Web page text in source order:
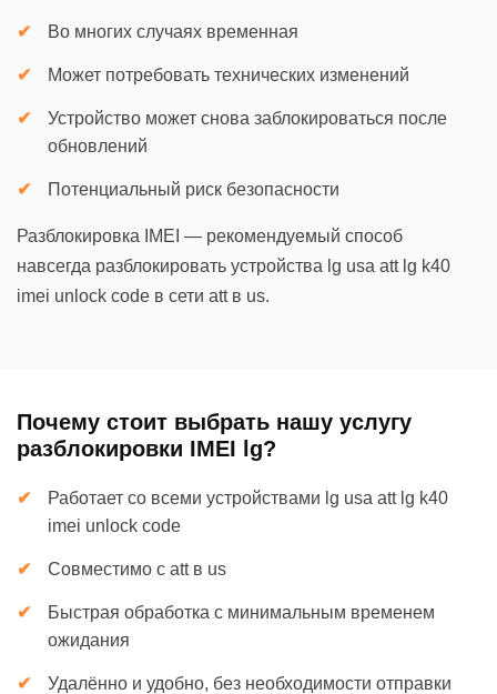
Во многих случаях временная
Может потребовать технических изменений
Устройство может снова заблокироваться после
обновлений
Потенциальный риск безопасности
Разблокировка IMEI — рекомендуемый способ
навсегда разблокировать устройства lg usa att lg k40
imei unlock code в сети att в us.
Почему стоит выбрать нашу услугу
разблокировки IMEI lg?
Работает со всеми устройствами lg usa att lg k40
imei unlock code
Совместимо с att в us
Быстрая обработка с минимальным временем
ожидания
Удалённо и удобно, без необходимости отправки